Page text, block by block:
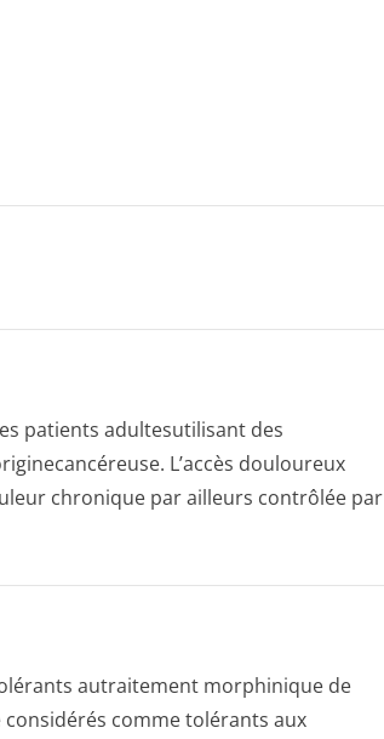
patients adultesutilisant des
L’accès douloureux
chronique par ailleurs contrôlée par
autraitement morphinique de
comme tolérants aux